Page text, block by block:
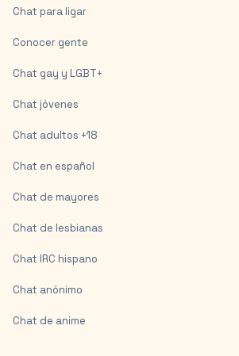
Chat para ligar
Conocer gente
Chat gay y LGBT+
Chat jóvenes
Chat adultos +18
Chat en español
Chat de mayores
Chat de lesbianas
Chat IRC hispano
Chat anónimo
Chat de anime